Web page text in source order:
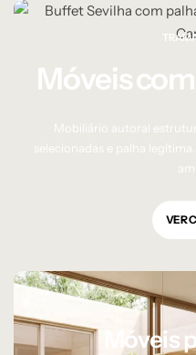
Móveis
Mobiliário autoral
selecionadas e palha
VER
Móveis